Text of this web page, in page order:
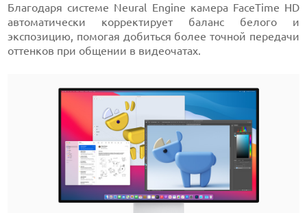
Благодаря системе Neural Engine камера FaceTime HD
автоматически корректирует баланс белого и
экспозицию, помогая добиться более точной передачи
оттенков при общении в видеочатах.